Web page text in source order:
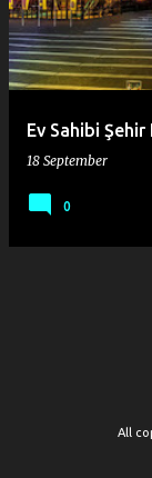
Ev Sahibi
18 September
0
All